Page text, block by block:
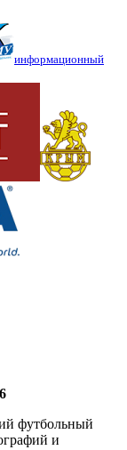
информационный
футбольный
и